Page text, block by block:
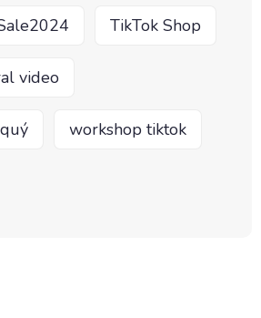
TikTok Shop
video
workshop tiktok